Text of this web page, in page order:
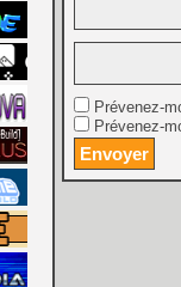
Prévenez-
Prévenez-